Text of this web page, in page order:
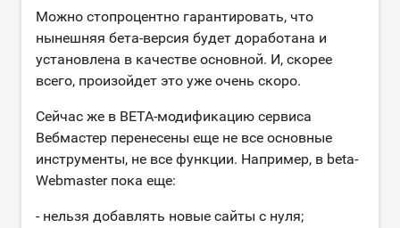
Можно стопроцентно гарантировать, что
нынешняя бета-версия будет доработана и
установлена в качестве основной. И, скорее
всего, произойдет это уже очень скоро.
Сейчас же в BETA-модификацию сервиса
Вебмастер перенесены еще не все основные
инструменты, не все функции. Например, в beta-
Webmaster пока еще:
- нельзя добавлять новые сайты с нуля;